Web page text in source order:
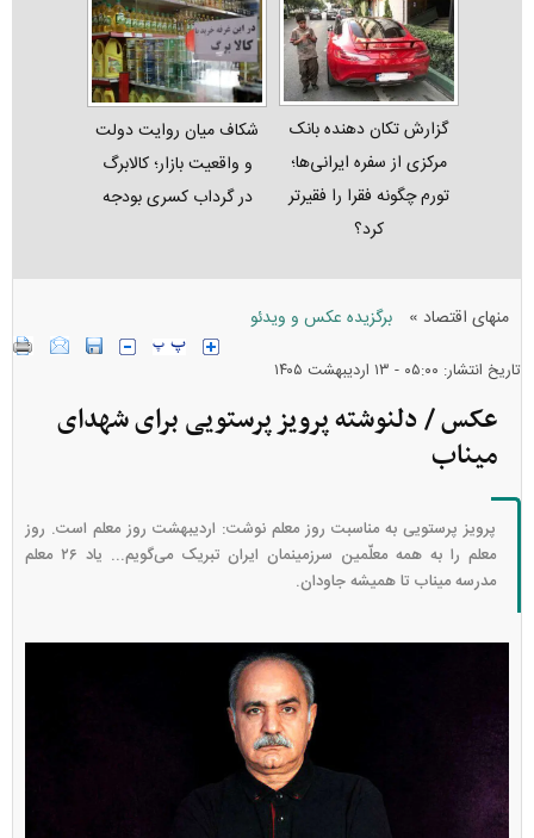
گزارش تکان‌ دهنده بانک
مرکزی از سفره ایرانی‌ها؛
تورم چگونه فقرا را فقیرتر
کرد؟
شکاف میان روایت دولت
و واقعیت بازار؛ کالابرگ
در گرداب کسری بودجه
منهای اقتصاد » برگزیده عکس و ویدئو
تاریخ انتشار: ۰۵:۰۰ - ۱۳ ارديبهشت ۱۴۰۵
عکس / دلنوشته پرویز پرستویی برای شهدای
میناب
پرویز پرستویی به مناسبت روز معلم نوشت: اردیبهشت روز معلم است. روز
معلم را به همه معلّمین سرزمینمان ایران تبریک می‌گویم... یاد ۲۶ معلم
مدرسه میناب تا همیشه جاودان.